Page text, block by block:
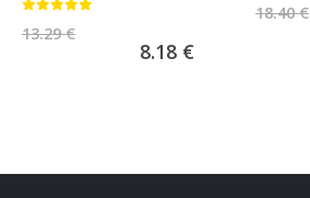
13.29€
8.18 €
18.40€